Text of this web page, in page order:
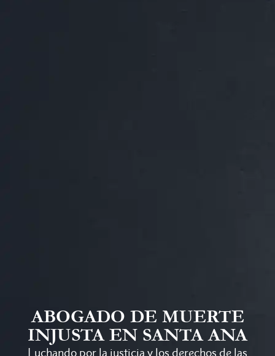
ABOGADO DE MUERTE
INJUSTA EN SANTA ANA
Luchando por la justicia y los derechos de las